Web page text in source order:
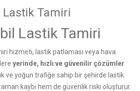
Tamiri
Lastik Tamiri
hizmeti, lastik patlaması veya hava
yerinde, hızlı ve güvenilir çözümler
ve yoğun trafiğe sahip bir şehirde lastik
kaybı hem de güvenlik riski oluşturur.